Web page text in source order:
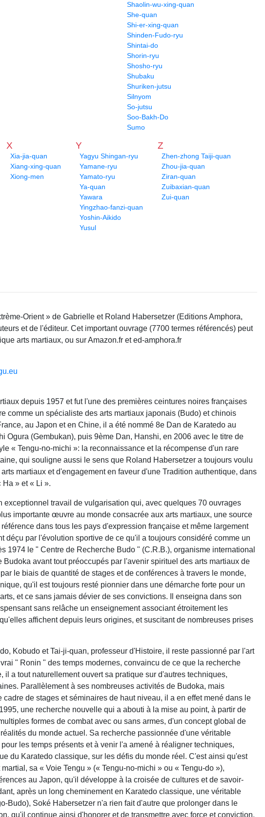
Shaolin-wu-xing-quan
She-quan
Shi-er-xing-quan
Shinden-Fudo-ryu
Shintai-do
Shorin-ryu
Shosho-ryu
Shubaku
Shuriken-jutsu
Silnyom
So-jutsu
Soo-Bakh-Do
Sumo
X
Xia-jia-quan
Xiang-xing-quan
Xiong-men
Y
Yagyu Shingan-ryu
Yamane-ryu
Yamato-ryu
Ya-quan
Yawara
Yingzhao-fanzi-quan
Yoshin-Aikido
Yusul
Z
Zhen-zhong Taiji-quan
Zhou-jia-quan
Ziran-quan
Zuibaxian-quan
Zui-quan
Orient » de Gabrielle et Roland Habersetzer (Editions Amphora,
et de l'éditeur. Cet important ouvrage (7700 termes référencés) peut
arts martiaux, ou sur Amazon.fr et ed-amphora.fr
depuis 1957 et fut l'une des premières ceintures noires françaises
comme un spécialiste des arts martiaux japonais (Budo) et chinois
au Japon et en Chine, il a été nommé 8e Dan de Karatedo au
Ogura (Gembukan), puis 9ème Dan, Hanshi, en 2006 avec le titre de
« Tengu-no-michi »: la reconnaissance et la récompense d'un rare
qui souligne aussi le sens que Roland Habersetzer a toujours voulu
martiaux et d'engagement en faveur d'une Tradition authentique, dans
Ha » et « Li ».
exceptionnel travail de vulgarisation qui, avec quelques 70 ouvrages
importante œuvre au monde consacrée aux arts martiaux, une source
dans tous les pays d'expression française et même largement
déçu par l'évolution sportive de ce qu'il a toujours considéré comme un
1974 le " Centre de Recherche Budo " (C.R.B.), organisme international
avant tout préoccupés par l'avenir spirituel des arts martiaux de
le biais de quantité de stages et de conférences à travers le monde,
qu'il est toujours resté pionnier dans une démarche forte pour un
et ce sans jamais dévier de ses convictions. Il enseigna dans son
sans relâche un enseignement associant étroitement les
affichent depuis leurs origines, et suscitant de nombreuses prises
Kobudo et Tai-ji-quan, professeur d'Histoire, il reste passionné par l'art
" Ronin " des temps modernes, convaincu de ce que la recherche
a tout naturellement ouvert sa pratique sur d'autres techniques,
Parallèlement à ses nombreuses activités de Budoka, mais
de stages et séminaires de haut niveau, il a en effet mené dans le
une recherche nouvelle qui a abouti à la mise au point, à partir de
formes de combat avec ou sans armes, d'un concept global de
du monde actuel. Sa recherche passionnée d'une véritable
les temps présents et à venir l'a amené à réaligner techniques,
du Karatedo classique, sur les défis du monde réel. C'est ainsi qu'est
sa « Voie Tengu » (« Tengu-no-michi » ou « Tengu-do »),
au Japon, qu'il développe à la croisée de cultures et de savoir-
après un long cheminement en Karatedo classique, une véritable
Budo), Soké Habersetzer n'a rien fait d'autre que prolonger dans le
qu'il continue ainsi d'honorer et de transmettre avec force et conviction,